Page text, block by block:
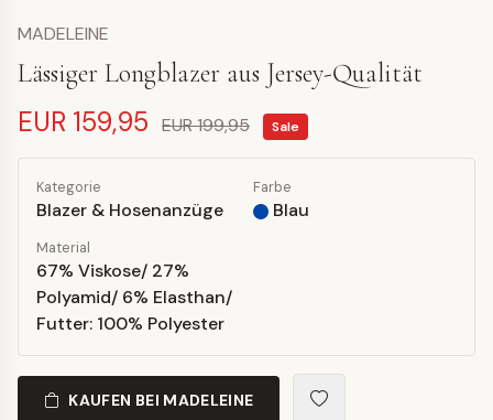
MADELEINE
Lässiger Longblazer aus Jersey-Qualität
EUR 159,95 EUR 199,95 Sale
Kategorie
Blazer & Hosenanzüge
Farbe
Blau
Material
67% Viskose/ 27%
Polyamid/ 6% Elasthan/
Futter: 100% Polyester
KAUFEN BEI MADELEINE